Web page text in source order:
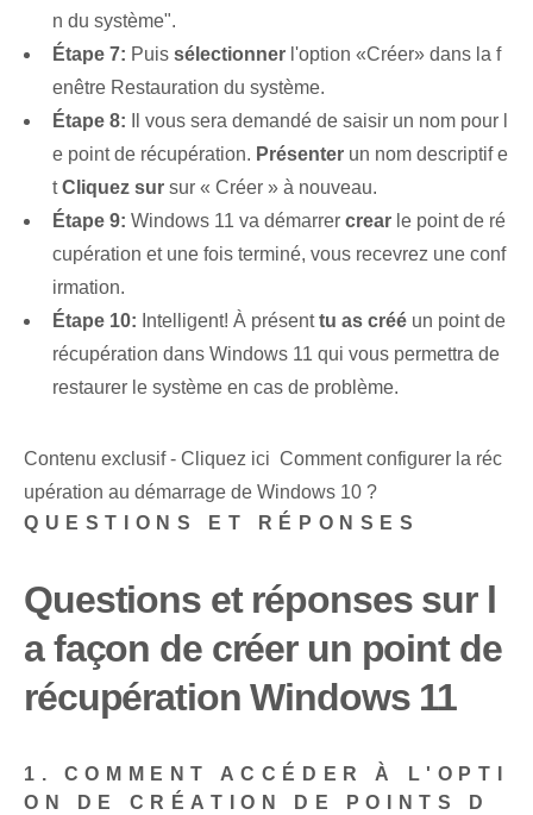
n du système".
Étape 7: Puis sélectionner l'option «Créer» dans la f
enêtre Restauration du système.
Étape 8: Il vous sera demandé de saisir un nom pour l
e point de récupération. Présenter un nom descriptif e
tCliquez sur sur « Créer » à nouveau.
Étape 9: Windows 11 va démarrer crear le point de ré
cupération et une fois terminé, vous recevrez une conf
irmation.
Étape 10: Intelligent! À présenttu as créé un point de
récupération dans Windows 11 qui vous permettra de
restaurer le système en cas de problème.
Contenu exclusif - Cliquez ici Comment configurer la réc
upération au démarrage de Windows 10 ?
QUESTIONS ET RÉPONSES
Questions et réponses sur l
a façon de créer un point de
récupération Windows 11
1. COMMENT ACCÉDER À L'OPTI
ON DE CRÉATION DE POINTS D